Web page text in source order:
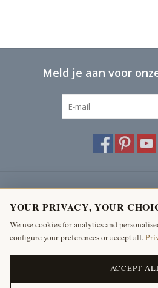
Meld je aan voor
Producten
Mijn account
The Antique Fireplace Bank
YOUR PRIVACY, YOUR
We use cookies for analytics and
configure your preferences or accept all.
ACCEPT